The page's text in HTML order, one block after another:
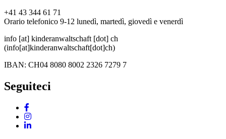
+41 43 344 61 71
Orario telefonico 9-12 lunedì, martedì, giovedì e venerdì
info [at] kinderanwaltschaft [dot] ch
(info[at]kinderanwaltschaft[dot]ch)
IBAN: CH04 8080 8002 2326 7279 7
Seguiteci